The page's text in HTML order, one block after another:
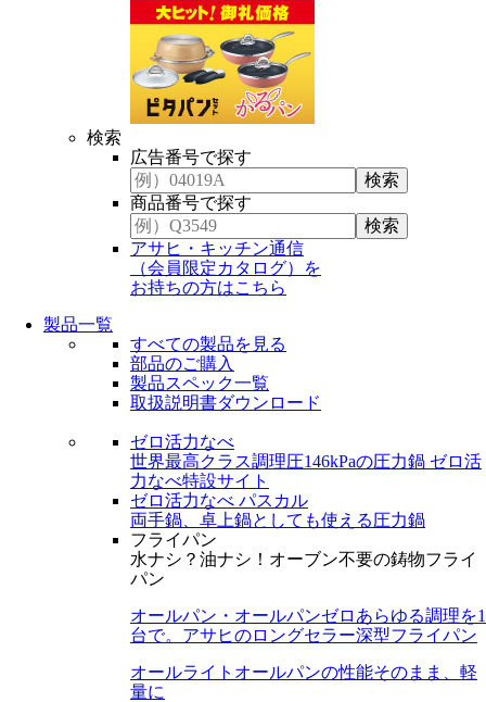
検索
広告番号で探す
商品番号で探す
アサヒ・キッチン通信
（会員限定カタログ）を
お持ちの方はこちら
製品一覧
すべての製品を見る
部品のご購入
製品スペック一覧
取扱説明書ダウンロード
ゼロ活力なべ
世界最高クラス調理圧146kPaの圧力鍋 ゼロ活
力なべ特設サイト
ゼロ活力なべ パスカル
両手鍋、卓上鍋としても使える圧力鍋
フライパン
水ナシ？油ナシ！オーブン不要の鋳物フライ
パン
オールパン・オールパンゼロ あらゆる調理を1
台で。アサヒのロングセラー深型フライパン
オールライト オールパンの性能そのまま、軽
量に